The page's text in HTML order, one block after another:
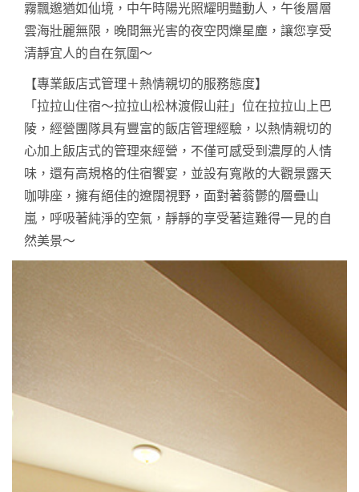
霧飄邈猶如仙境，中午時陽光照耀明豔動人，午後層層
雲海壯麗無限，晚間無光害的夜空閃爍星塵，讓您享受
清靜宜人的自在氛圍～
【專業飯店式管理＋熱情親切的服務態度】
「拉拉山住宿～拉拉山松林渡假山莊」位在拉拉山上巴
陵，經營團隊具有豐富的飯店管理經驗，以熱情親切的
心加上飯店式的管理來經營，不僅可感受到濃厚的人情
味，還有高規格的住宿饗宴，並設有寬敞的大觀景露天
咖啡座，擁有絕佳的遼闊視野，面對著蓊鬱的層疊山
嵐，呼吸著純淨的空氣，靜靜的享受著這難得一見的自
然美景～